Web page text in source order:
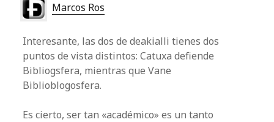
Marcos Ros
Interesante, las dos de deakialli tienes dos
puntos de vista distintos: Catuxa defiende
Bibliogsfera, mientras que Vane
Biblioblogosfera.
Es cierto, ser tan «académico» es un tanto